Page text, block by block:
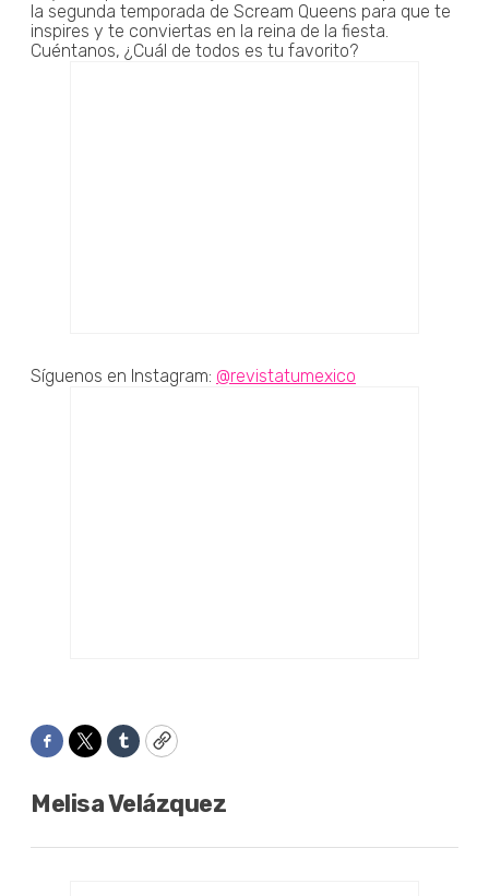
la segunda temporada de Scream Queens para que te
inspires y te conviertas en la reina de la fiesta.
Cuéntanos, ¿Cuál de todos es tu favorito?
Síguenos en Instagram: @revistatumexico
Facebook
TwitterTumblrCopy
Melisa Velázquez